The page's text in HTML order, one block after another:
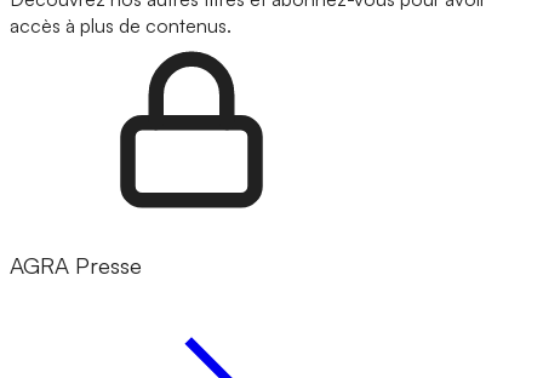
accès à plus de contenus.
AGRA Presse